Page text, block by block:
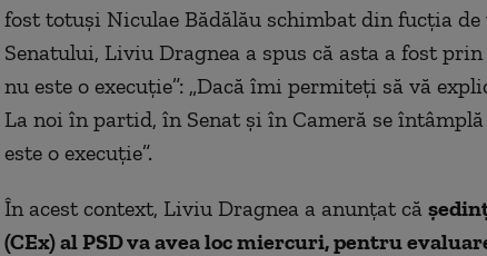
fost totuși Niculae Bădălău schimbat din fucţia de
Senatului, Liviu Dragnea a spus că asta a fost
nu este o execuţie”: „Dacă îmi permiteţi să vă
La noi în partid, în Senat şi în Cameră se
este o execuţie”.
În acest context, Liviu Dragnea a anunţat că
(CEx) al PSD va avea loc miercuri, pentru